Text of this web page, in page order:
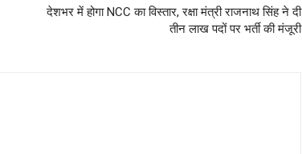
देशभर में होगा NCC का विस्तार, रक्षा मंत्री राजनाथ सिंह ने दी
तीन लाख पदों पर भर्ती की मंजूरी